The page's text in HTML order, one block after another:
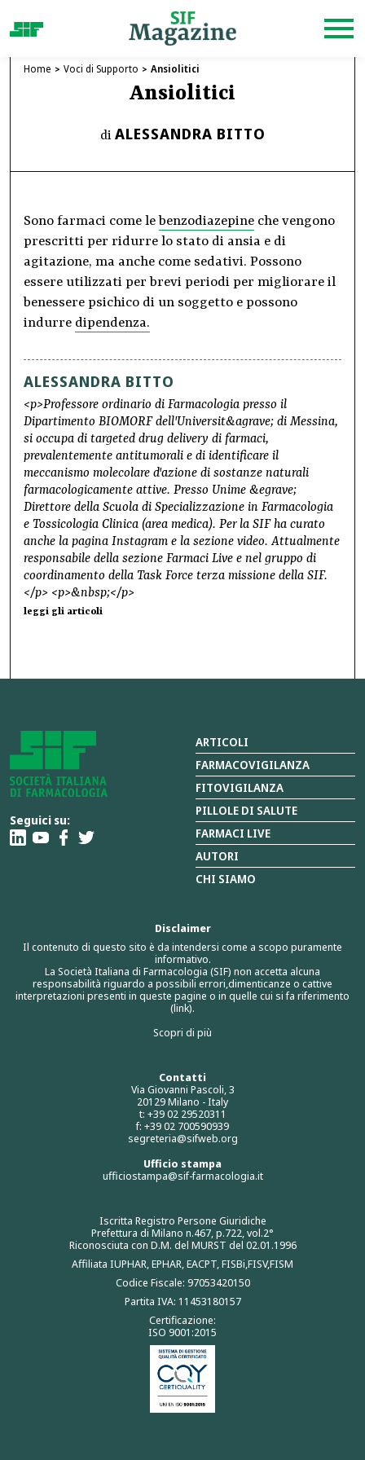
Home Voci di Supporto Ansiolitici
Ansiolitici
di ALESSANDRA BITTO
Sono farmaci come lebenzodiazepine che vengono
prescritti per ridurre lo stato di ansia e di
agitazione, ma anche come sedativi. Possono
essere utilizzati per brevi periodi per migliorare il
benessere psichico di un soggetto e possono
indurre dipendenza.
ALESSANDRA BITTO
<p>Professore ordinario di Farmacologia presso il
Dipartimento BIOMORF dell'Universit&agrave; di Messina,
si occupa di targeted drug delivery di farmaci,
prevalentemente antitumorali e di identificare il
meccanismo molecolare d'azione di sostanze naturali
farmacologicamente attive. Presso Unime &egrave;
Direttore della Scuola di Specializzazione in Farmacologia
e Tossicologia Clinica (area medica). Per la SIF ha curato
anche la pagina Instagram e la sezione video. Attualmente
responsabile della sezione Farmaci Live e nel gruppo di
coordinamento della Task Force terza missione della SIF.
</p> <p>&nbsp;</p>
leggi gli articoli
Seguici su:
Contatti
Via Giovanni Pascoli, 3
20129 Milano - Italy
t: +39 02 29520311
f: +39 02 700590939
segreteria@sifweb.org
Ufficio stampa
ufficiostampa@sif-farmacologia.it
Iscritta Registro Persone Giuridiche
Prefettura di Milano n.467, p.722, vol.2°
Riconosciuta con D.M. del MURST del 02.01.1996
Affiliata IUPHAR, EPHAR, EACPT, FISBi,FISV,FISM
Codice Fiscale: 97053420150
Partita IVA: 11453180157
Certificazione:
ISO 9001:2015
Disclaimer
Il contenuto di questo sito è da intendersi come a scopo puramente
informativo.
La Società Italiana di Farmacologia (SIF) non accetta alcuna
responsabilità riguardo a possibili errori,dimenticanze o cattive
interpretazioni presenti in queste pagine o in quelle cui si fa riferimento
(link).
Scopri di più
ARTICOLI
FARMACOVIGILANZA
FITOVIGILANZA
PILLOLE DI SALUTE
FARMACI LIVE
AUTORI
CHI SIAMO